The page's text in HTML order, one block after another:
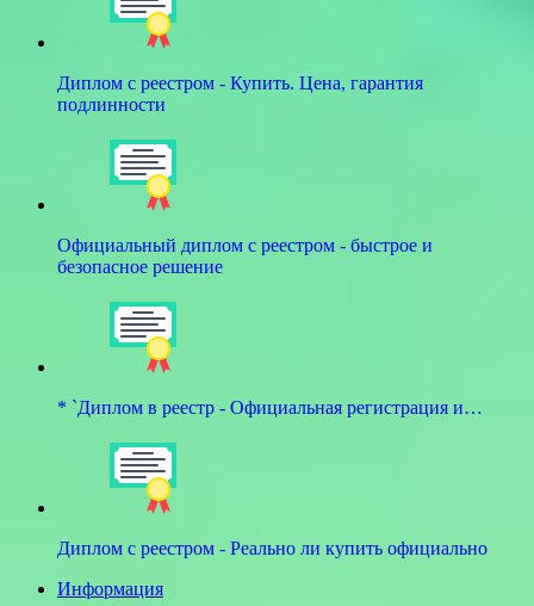
Диплом с реестром - Купить. Цена, гарантия
подлинности
Официальный диплом с реестром - быстрое и
безопасное решение
* `Диплом в реестр - Официальная регистрация и…
Диплом с реестром - Реально ли купить официально
Информация